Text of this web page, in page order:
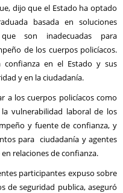
dijo que el Estado ha optado
basada en soluciones
son inadecuadas para
de los cuerpos policíacos.
confianza en el Estado y sus
y en la ciudadanía.
a los cuerpos policíacos como
vulnerabilidad laboral de los
y fuente de confianza, y
para ciudadanía y agentes
relaciones de confianza.
participantes expuso sobre
de seguridad publica, aseguró